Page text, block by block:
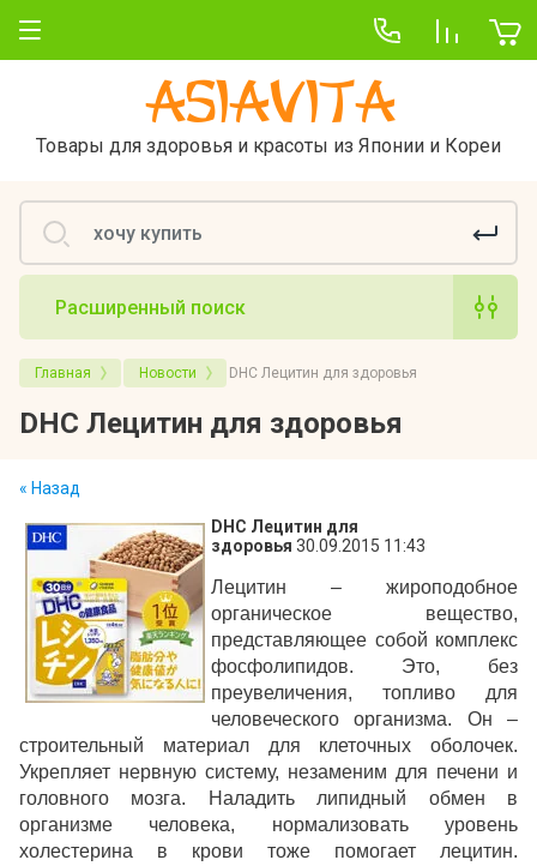
Asiavita
Товары для здоровья и красоты из Японии и Кореи
Расширенный поиск
Главная Новости DHC Лецитин для здоровья
DHC Лецитин для здоровья
« Назад
DHC Лецитин для
здоровья 30.09.2015 11:43
Лецитин – жироподобное
органическое вещество,
представляющее собой комплекс
фосфолипидов. Это, без
преувеличения, топливо для
человеческого организма. Он –
строительный материал для клеточных оболочек.
Укрепляет нервную систему, незаменим для печени и
головного мозга. Наладить липидный обмен в
организме человека, нормализовать уровень
холестерина в крови тоже помогает лецитин.